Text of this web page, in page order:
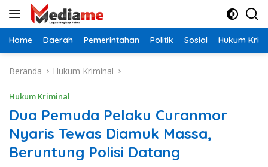
Langsung
Home Daerah Pemerintahan Politik Sosial Hukum
Beranda Hukum Kriminal
Hukum Kriminal
Dua Pemuda Pelaku Curanmor
Nyaris Tewas Diamuk Massa,
Beruntung Polisi Datang